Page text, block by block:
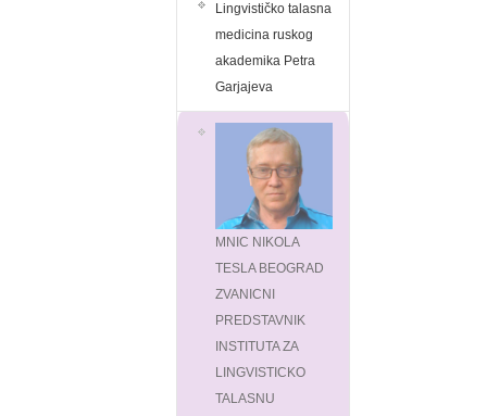
Lingvističko talasna
medicina ruskog
akademika Petra
Garjajeva
MNIC NIKOLA
TESLA BEOGRAD
ZVANICNI
PREDSTAVNIK
INSTITUTA ZA
LINGVISTICKO
TALASNU